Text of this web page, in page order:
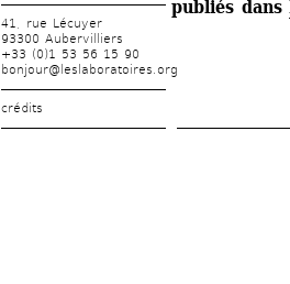
41, rue Lécuyer
93300 Aubervilliers
+33 (0)1 53 56 15 90
bonjour@leslaboratoires.org
crédits
publiés dans